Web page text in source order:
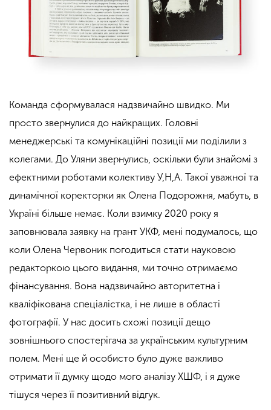
Команда сформувалася надзвичайно швидко. Ми
просто звернулися до найкращих. Головні
менеджерські та комунікаційні позиції ми поділили з
колегами. До Уляни звернулись, оскільки були знайомі з
ефектними роботами колективу У,Н,А. Такої уважної та
динамічної коректорки як Олена Подорожня, мабуть, в
Україні більше немає. Коли взимку 2020 року я
заповнювала заявку на грант УКФ, мені подумалось, що
коли Олена Червоник погодиться стати науковою
редакторкою цього видання, ми точно отримаємо
фінансування. Вона надзвичайно авторитетна і
кваліфікована спеціалістка, і не лише в області
фотографії. У нас досить схожі позиції дещо
зовнішнього спостерігача за українським культурним
полем. Мені ще й особисто було дуже важливо
отримати її думку щодо мого аналізу ХШФ, і я дуже
тішуся через її позитивний відгук.